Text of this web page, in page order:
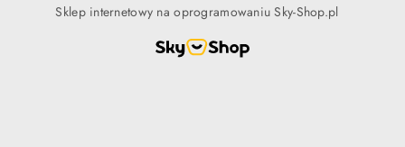
Sklep internetowy na oprogramowaniu Sky-Shop.pl